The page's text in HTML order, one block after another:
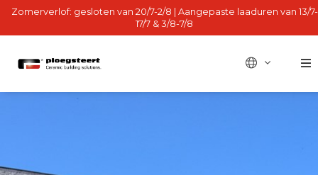
Zomerverlof: gesloten van 20/7-2/8 | Aangepaste laaduren van 13/7-
17/7 & 3/8-7/8